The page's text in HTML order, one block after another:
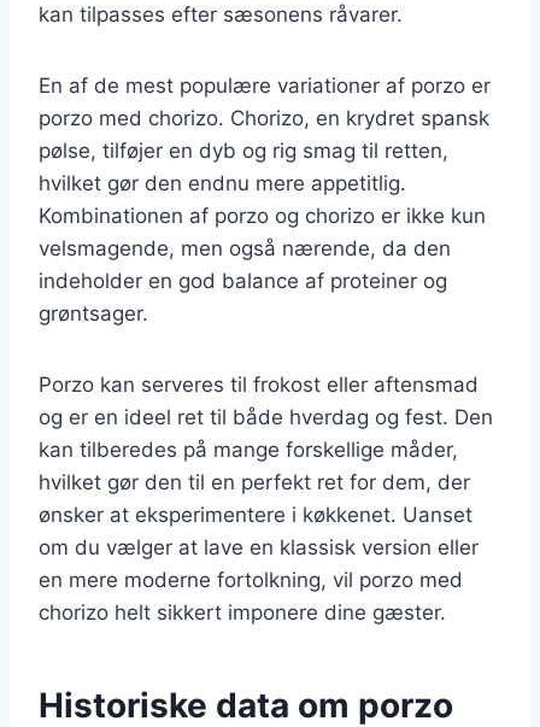
kan tilpasses efter sæsonens råvarer.
En af de mest populære variationer af porzo er
porzo med chorizo. Chorizo, en krydret spansk
pølse, tilføjer en dyb og rig smag til retten,
hvilket gør den endnu mere appetitlig.
Kombinationen af porzo og chorizo er ikke kun
velsmagende, men også nærende, da den
indeholder en god balance af proteiner og
grøntsager.
Porzo kan serveres til frokost eller aftensmad
og er en ideel ret til både hverdag og fest. Den
kan tilberedes på mange forskellige måder,
hvilket gør den til en perfekt ret for dem, der
ønsker at eksperimentere i køkkenet. Uanset
om du vælger at lave en klassisk version eller
en mere moderne fortolkning, vil porzo med
chorizo helt sikkert imponere dine gæster.
Historiske data om porzo